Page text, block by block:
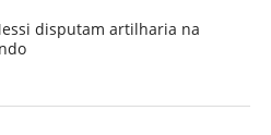
disputam artilharia na